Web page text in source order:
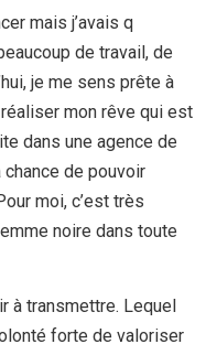
mais j’avais q
de travail, de
je me sens prête à
mon rêve qui est
dans une agence de
chance de pouvoir
moi, c’est très
noire dans toute
à transmettre. Lequel
forte de valoriser